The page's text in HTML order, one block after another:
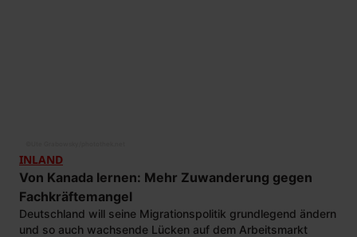
INLAND
Von Kanada lernen: Mehr Zuwanderung gegen
Fachkräftemangel
Deutschland will seine Migrationspolitik grundlegend ändern
und so auch wachsende Lücken auf dem Arbeitsmarkt